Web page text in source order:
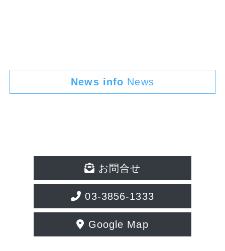
News info News
お問合せ
03-3856-1333
Google Map